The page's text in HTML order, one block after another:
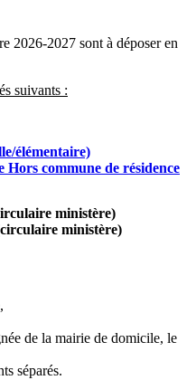
2026-2027 sont à déposer en
suivants :
élémentaire)
Hors commune de résidence
ministère)
ministère)
de la mairie de domicile, le
séparés.